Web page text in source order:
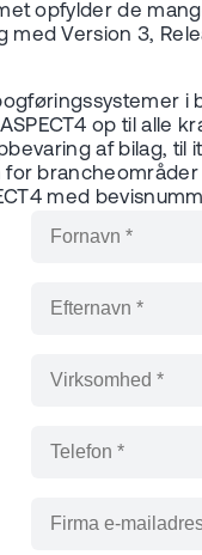
opfylder de
Version 3,
op til alle
af bilag, til
med